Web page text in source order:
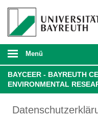
Menü
BAYCEER - BAYREUTH
ENVIRONMENTAL